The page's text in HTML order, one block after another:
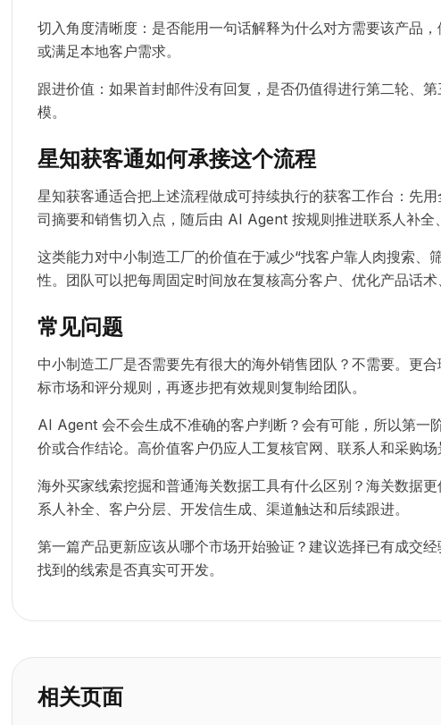
切入角度清晰度：是否能用一句话解释为什么对方需要该产品
或满足本地客户需求。
跟进价值：如果首封邮件没有回复，是否仍值得进行第二轮、
模。
星知获客通如何承接这个流程
星知获客通适合把上述流程做成可持续执行的获客工作台：先
司摘要和销售切入点，随后由 AI Agent 按规则推进联系人补全
这类能力对中小制造工厂的价值在于减少“找客户靠人肉搜索、
性。团队可以把每周固定时间放在复核高分客户、优化产品话术
常见问题
中小制造工厂是否需要先有很大的海外销售团队？不需要。更
标市场和评分规则，再逐步把有效规则复制给团队。
AI Agent 会不会生成不准确的客户判断？会有可能，所以第一
价或合作结论。高价值客户仍应人工复核官网、联系人和采购场
海外买家线索挖掘和普通海关数据工具有什么区别？海关数据
系人补全、客户分层、开发信生成、渠道触达和后续跟进。
第一篇产品更新应该从哪个市场开始验证？建议选择已有成交
找到的线索是否真实可开发。
相关页面